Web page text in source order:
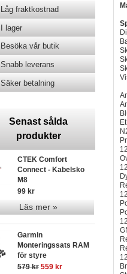
Låg fraktkostnad
I lager
Besöka vår butik
Snabb leverans
Säker betalning
Senast sålda
produkter
CTEK Comfort
Connect - Kabelsko
M8
99 kr
Läs mer »
Garmin
Monteringssats RAM
för styre
579 kr 559 kr